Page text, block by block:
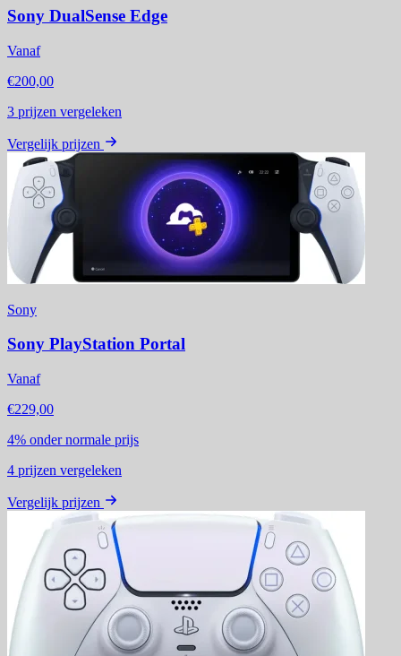
Sony DualSense Edge
Vanaf
€200,00
3 prijzen vergeleken
Vergelijk prijzen
Sony
Sony PlayStation Portal
Vanaf
€229,00
4% onder normale prijs
4 prijzen vergeleken
Vergelijk prijzen